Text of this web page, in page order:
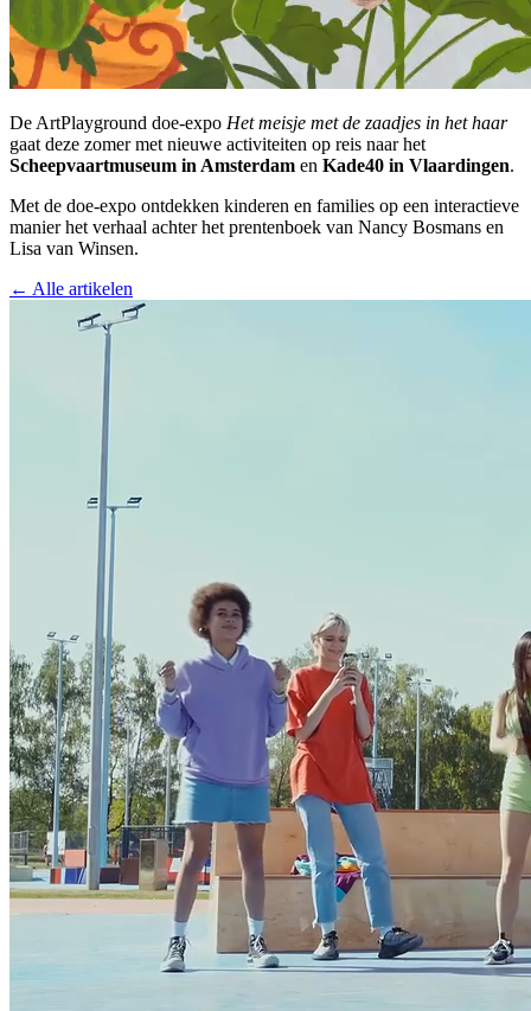
De ArtPlayground doe-expo Het meisje met de zaadjes in het haar
gaat deze zomer met nieuwe activiteiten op reis naar het
Scheepvaartmuseum in Amsterdam en Kade40 in Vlaardingen.
Met de doe-expo ontdekken kinderen en families op een interactieve
manier het verhaal achter het prentenboek van Nancy Bosmans en
Lisa van Winsen.
← Alle artikelen